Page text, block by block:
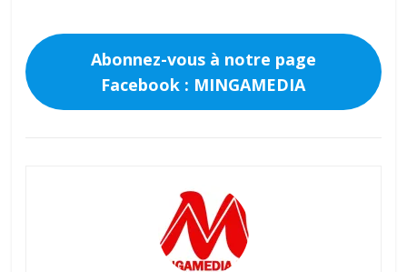
Abonnez-vous à notre page
Facebook : MINGAMEDIA